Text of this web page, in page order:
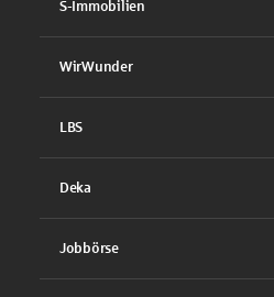
S-Immobilien
WirWunder
LBS
Deka
Jobbörse